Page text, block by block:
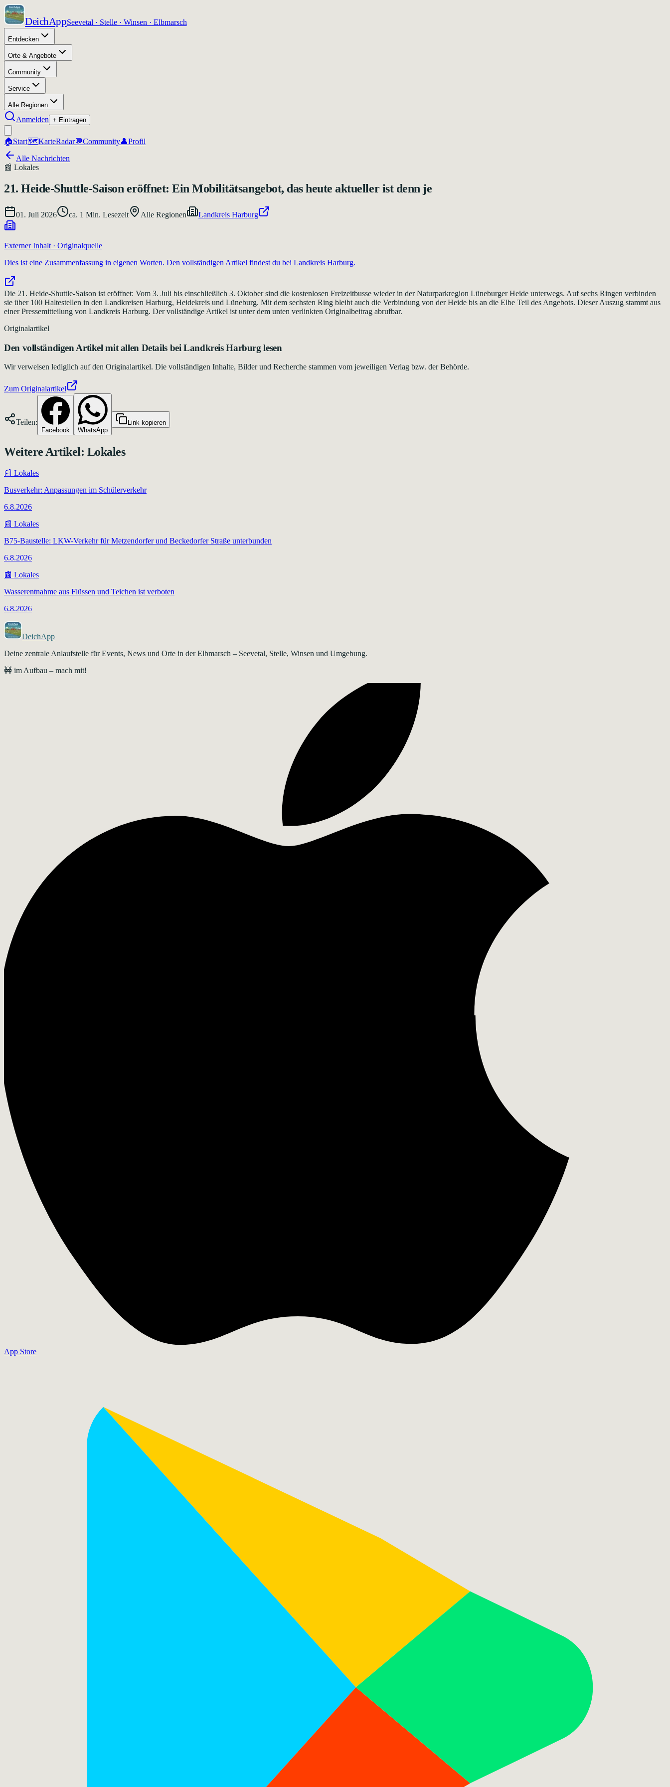
DeichAppSeevetal · Stelle · Winsen · Elbmarsch
Entdecken
Orte & Angebote
Community
Service
Alle Regionen
Anmelden + Eintragen
🏠Start🗺️KarteRadar💬Community👤Profil
Alle Nachrichten
📰 Lokales
21. Heide-Shuttle-Saison eröffnet: Ein Mobilitätsangebot, das heute aktueller ist denn je
01. Juli 2026 ca. 1 Min. Lesezeit Alle Regionen Landkreis Harburg
Externer Inhalt · Originalquelle
Dies ist eine Zusammenfassung in eigenen Worten. Den vollständigen Artikel findest du bei Landkreis Harburg.
Die 21. Heide-Shuttle-Saison ist eröffnet: Vom 3. Juli bis einschließlich 3. Oktober sind die kostenlosen Freizeitbusse wieder in der Naturparkregion Lüneburger Heide unterwegs. Auf sechs Ringen verbinden
sie über 100 Haltestellen in den Landkreisen Harburg, Heidekreis und Lüneburg. Mit dem sechsten Ring bleibt auch die Verbindung von der Heide bis an die Elbe Teil des Angebots. Dieser Auszug stammt aus
einer Pressemitteilung von Landkreis Harburg. Der vollständige Artikel ist unter dem unten verlinkten Originalbeitrag abrufbar.
Originalartikel
Den vollständigen Artikel mit allen Details beiLandkreis Harburg lesen
Wir verweisen lediglich auf den Originalartikel. Die vollständigen Inhalte, Bilder und Recherche stammen vom jeweiligen Verlag bzw. der Behörde.
Zum Originalartikel
Teilen:
Facebook WhatsApp
Link kopieren
Weitere Artikel: Lokales
📰 Lokales
Busverkehr: Anpassungen im Schülerverkehr
6.8.2026
📰 Lokales
B75-Baustelle: LKW-Verkehr für Metzendorfer und Beckedorfer Straße unterbunden
6.8.2026
📰 Lokales
Wasserentnahme aus Flüssen und Teichen ist verboten
6.8.2026
DeichApp
Deine zentrale Anlaufstelle für Events, News und Orte in der Elbmarsch – Seevetal, Stelle, Winsen und Umgebung.
🚧 im Aufbau – mach mit!
App Store